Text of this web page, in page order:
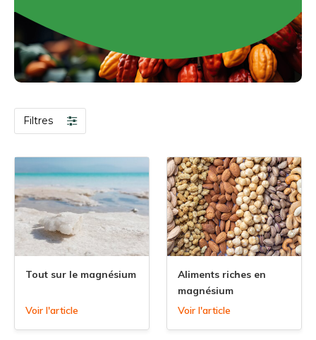
Filtres
Tout sur le magnésium
Voir l'article
Aliments riches en
magnésium
Voir l'article